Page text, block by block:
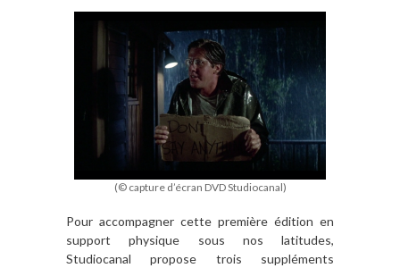
(© capture d’écran DVD Studiocanal)
Pour accompagner cette première édition en
support physique sous nos latitudes,
Studiocanal propose trois suppléments